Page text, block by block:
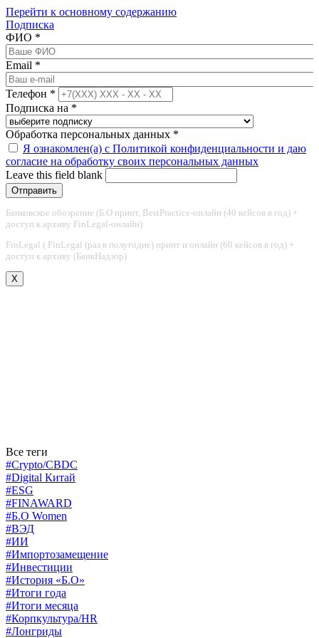
Перейти к основному содержанию
Подписка
ФИО *
Email *
Телефон *
Подписка на *
Обработка персональных данных *
Я ознакомлен(а) с Политикой конфиденциальности и даю
согласие на обработку своих персональных данных
Leave this field blank
Банковское обозрение (Б.О принт, BestPractice-онлайн (40 кейсов в год) +
доступ к архиву FinLegal-онлайн)
FinLegal ( FinLegal (раз в полугодие) принт и онлайн (60 кейсов в год) +
доступ к архиву (БанкНадзор)
X
Все теги
#Crypto/CBDC
#Digital Китай
#ESG
#FINAWARD
#Б.О Women
#ВЭД
#ИИ
#Импортозамещение
#Инвестиции
#История «Б.О»
#Итоги года
#Итоги месяца
#Корпкультура/HR
#Лонгриды